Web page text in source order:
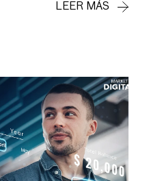
LEER MÁS